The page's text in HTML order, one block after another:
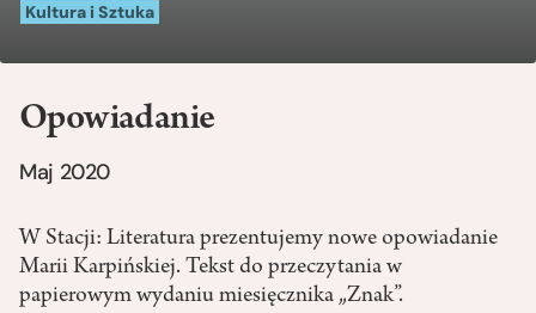
Kultura i Sztuka
Opowiadanie
Maj 2020
W Stacji: Literatura prezentujemy nowe opowiadanie
Marii Karpińskiej. Tekst do przeczytania w
papierowym wydaniu miesięcznika „Znak”.